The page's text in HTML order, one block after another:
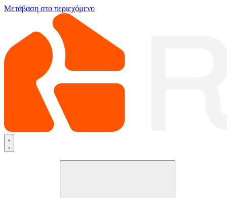
Μετάβαση στο περιεχόμενο